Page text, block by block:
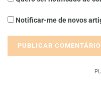
Notificar-me de novos